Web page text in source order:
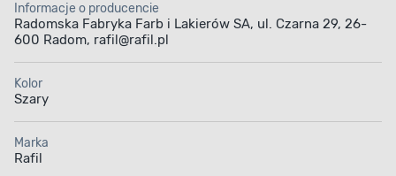
Aplikacja farby Pojemność
Informacje o producencie
Radomska Fabryka Farb i Lakierów SA, ul. Czarna 29, 26-
600 Radom, rafil@rafil.pl
Kolor
Szary
Marka
Rafil